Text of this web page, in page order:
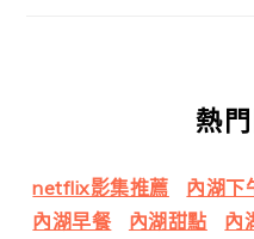
熱
netflix影集推薦 內湖下
內湖早餐
內湖甜點 內